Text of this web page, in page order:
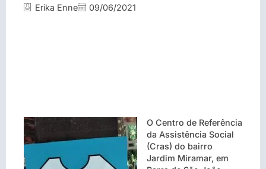
Erika Enne 09/06/2021
O Centro de Referência
da Assistência Social
(Cras) do bairro
Jardim Miramar, em